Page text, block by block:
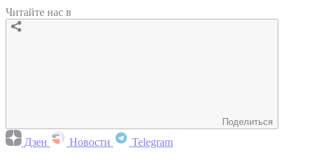
Читайте нас в
Поделиться
Дзен Новости Telegram